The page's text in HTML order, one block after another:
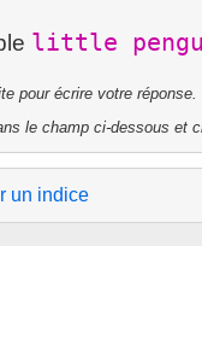
little
pour écrire votre
le champ ci-dessous et
un indice